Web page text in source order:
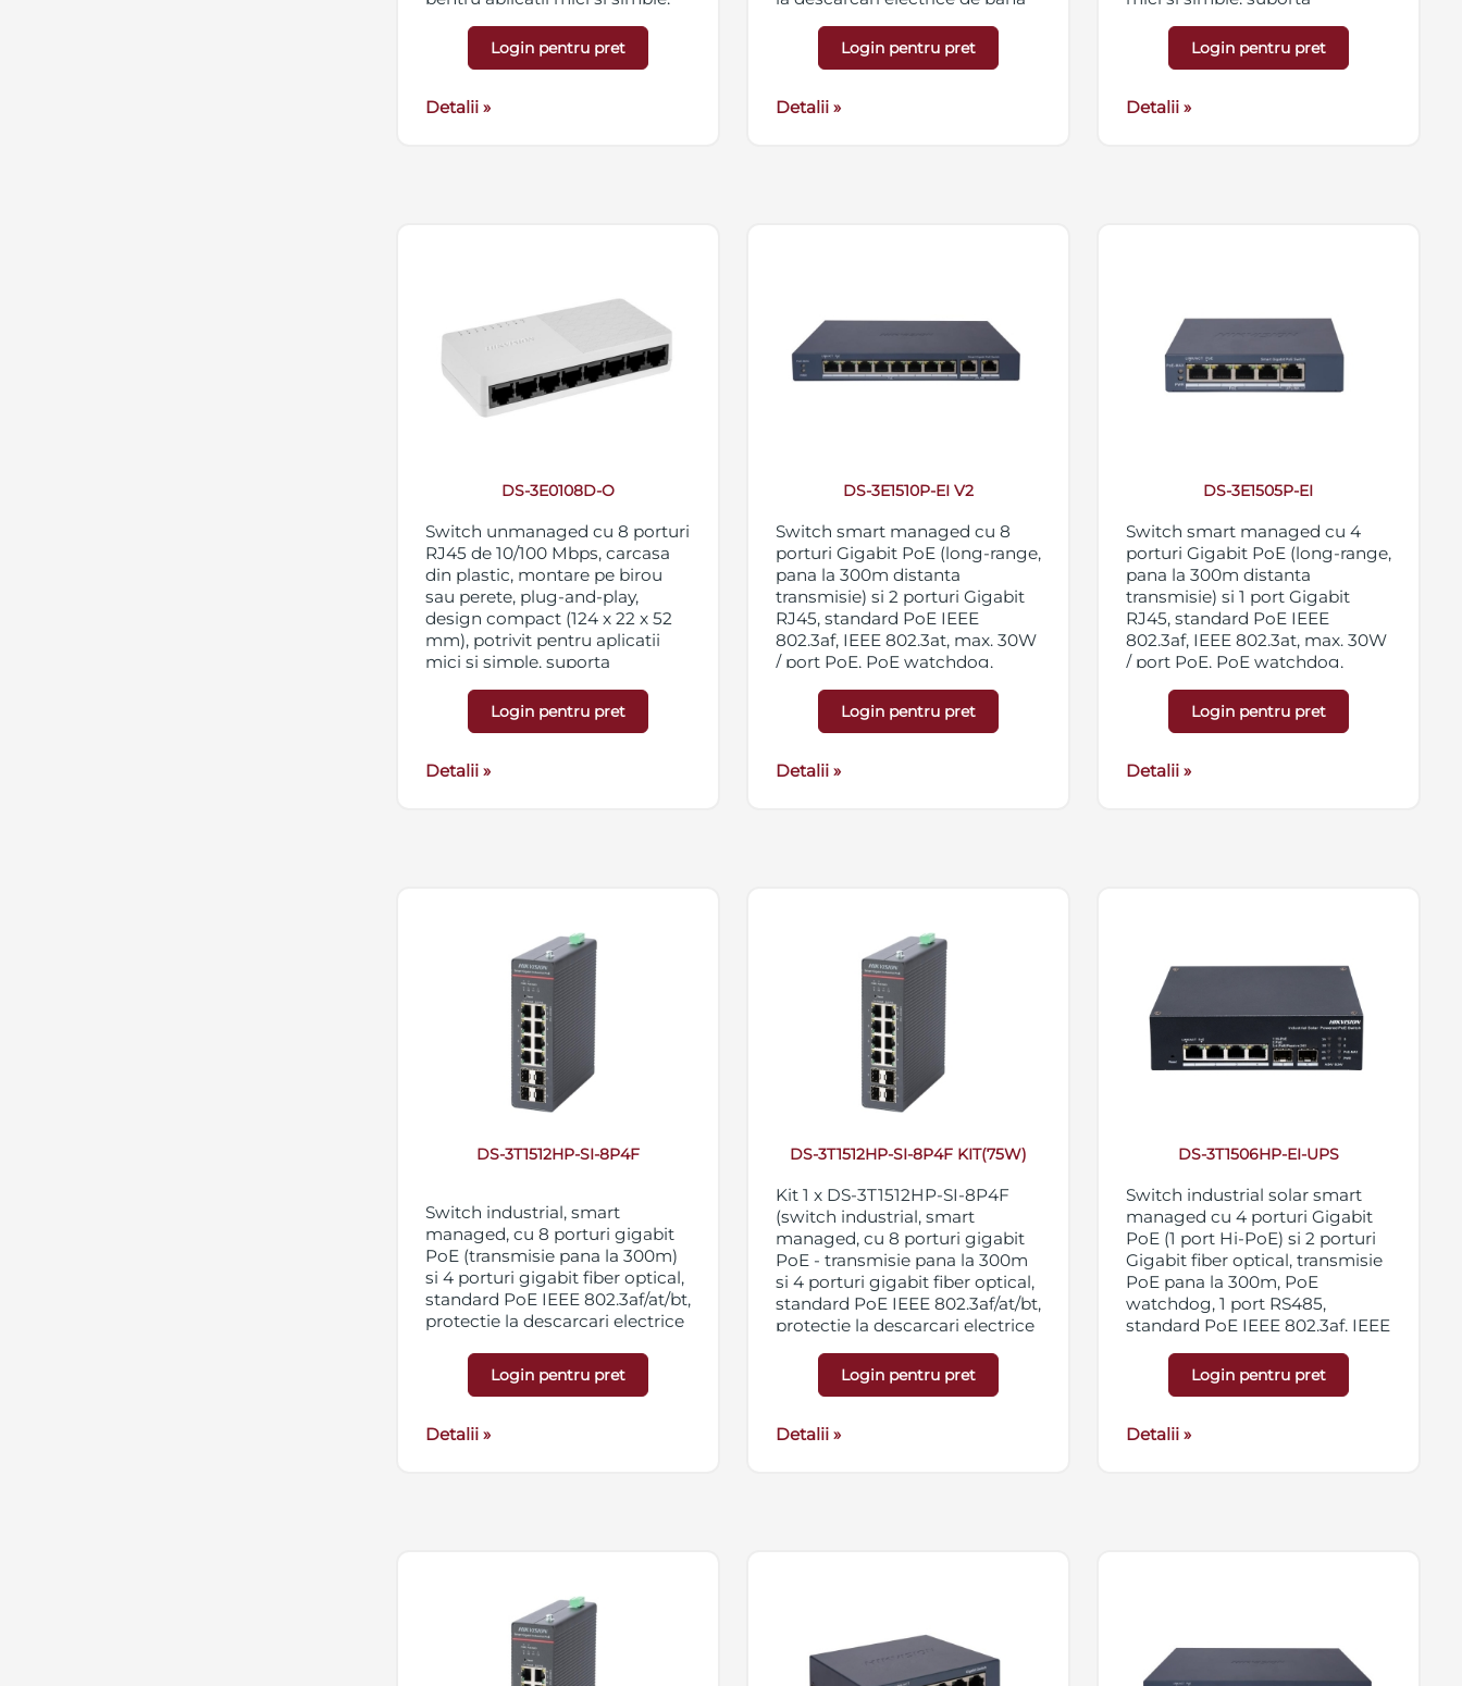
5 VDC, 1 ALogin pentru pret
Detalii »
management topologie
vizualizata, troubleshooting la
in cloud pentru sistemele de
Login pentru pret
Detalii »
Login pentru pret
Detalii »
DS-3E0108D-O
Switch unmanaged cu 8 porturi
RJ45 de 10/100 Mbps, carcasa
din plastic, montare pe birou
sau perete, plug-and-play,
design compact (124 x 22 x 52
mm), potrivit pentru aplicatii
mici si simple, suporta
Login pentru pret
Detalii »
DS-3E1510P-EI V2
Switch smart managed cu 8
porturi Gigabit PoE (long-range,
pana la 300m distanta
transmisie) si 2 porturi Gigabit
RJ45, standard PoE IEEE
802.3af, IEEE 802.3at, max. 30W
/ port PoE, PoE watchdog,
pana la 6KV, carcasa metalica,
alimentare 54 VDC, 2.22A
Login pentru pret
Detalii »
DS-3E1505P-EI
Switch smart managed cu 4
porturi Gigabit PoE (long-range,
pana la 300m distanta
transmisie) si 1 port Gigabit
RJ45, standard PoE IEEE
802.3af, IEEE 802.3at, max. 30W
/ port PoE, PoE watchdog,
pana la 6KV, carcasa metalica,
alimentare 54 VDC, 1.2 A
Login pentru pret
Detalii »
DS-3T1512HP-SI-8P4F
Switch industrial, smart
managed, cu 8 porturi gigabit
PoE (transmisie pana la 300m)
si 4 porturi gigabit fiber optical,
standard PoE IEEE 802.3af/at/bt,
protectie la descarcari electrice
carcasa metalica, IP40,
montare pe masa / pe sina,
Sursa nu este inclusa.
Login pentru pret
Detalii »
DS-3T1512HP-SI-8P4F KIT(75W)
Kit 1 x DS-3T1512HP-SI-8P4F
(switch industrial, smart
managed, cu 8 porturi gigabit
PoE - transmisie pana la 300m
si 4 porturi gigabit fiber optical,
standard PoE IEEE 802.3af/at/bt,
protectie la descarcari electrice
carcasa metalica, IP40,
montare pe masa / pe sina,
NDR-75-48 (sursa de
Login pentru pret
Detalii »
DS-3T1506HP-EI-UPS
Switch industrial solar smart
managed cu 4 porturi Gigabit
PoE (1 port Hi-PoE) si 2 porturi
Gigabit fiber optical, transmisie
PoE pana la 300m, PoE
watchdog, 1 port RS485,
standard PoE IEEE 802.3af, IEEE
12 VDC 10A sau 24 VDC 5A,
carcasa metalica, IP30, montare
mare de temperatura operare
Login pentru pret
Detalii »